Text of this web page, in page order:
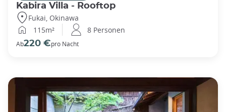
Kabira Villa - Rooftop
Fukai, Okinawa
115m²
8 Personen
Ab220 €pro Nacht